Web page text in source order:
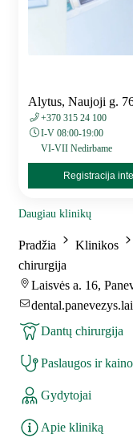
Alytus, Naujoji g.
+370 315 24 100
I-V 08:00-19:00
VI-VII Nedirbame
Registracija
Daugiau klinikų
Pradžia Klinikos
chirurgija
Laisvės a. 16,
Dantų chirurgija
Paslaugos ir
Gydytojai
Apie kliniką